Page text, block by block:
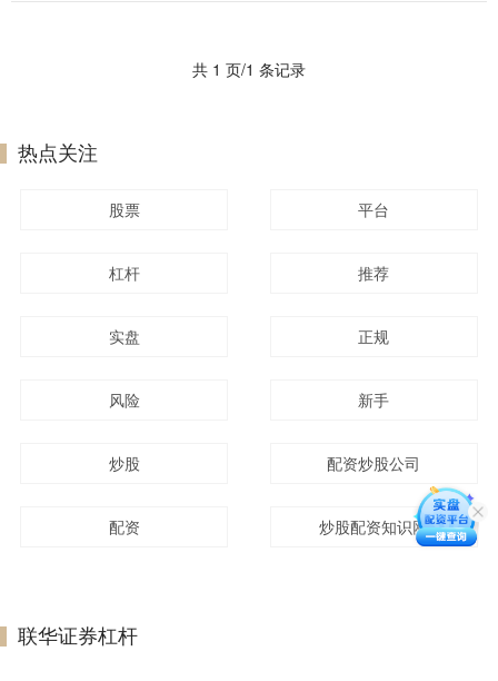
共 1 页/1 条记录
热点关注
股票 平台
杠杆 推荐
实盘 正规
风险 新手
炒股 配资炒股公司
配资 炒股配资知识网
联华证券杠杆